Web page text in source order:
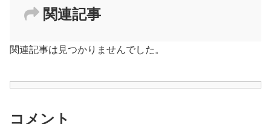
関連記事
関連記事は見つかりませんでした。
コメント